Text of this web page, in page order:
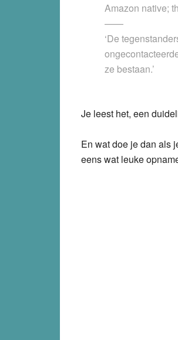
Amazon native;
——
‘De
ze bestaan.’
Je leest het, een
En wat doe je dan als
eens wat leuke